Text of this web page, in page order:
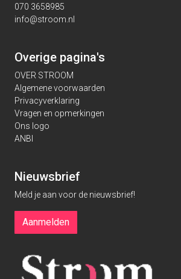
070 3658985
info@stroom.nl
Overige pagina's
OVER STROOM
Algemene voorwaarden
Privacyverklaring
Vragen en opmerkingen
Ons logo
ANBI
Nieuwsbrief
Meld je aan voor de nieuwsbrief!
Aanmelden